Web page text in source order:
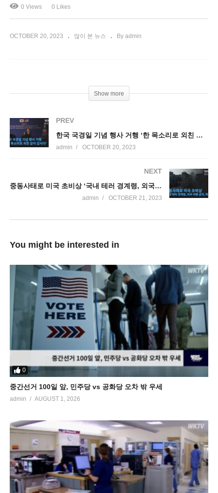
0 Views 0 Likes
OCTOBER 20, 2023 많이 본 뉴스 By admin
Show more
PREV
한국 국경일 기념 행사 거행 ‘한 목소리로 외친 같이 갑시다’
admin OCTOBER 20, 2023
NEXT
중동사태로 미국 초비상 ‘국내 테러 경계령, 외국 여행 금지, 재고령’
admin OCTOBER 21, 2023
You might be interested in
0
중간선거 100일 앞, 민주당 vs 공화당 오차 밖 우세
admin AUGUST 1, 2026